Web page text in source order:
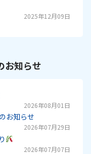
2025年12月09日
お知らせ
2026年08月01日
お知らせ
2026年07月29日
2026年07月07日